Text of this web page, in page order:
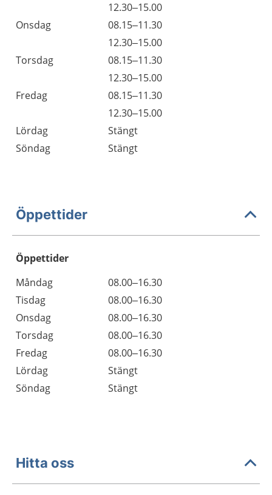
12.30–15.00
Onsdag
08.15–11.30
12.30–15.00
Torsdag
08.15–11.30
12.30–15.00
Fredag
08.15–11.30
12.30–15.00
Lördag
Stängt
Söndag
Stängt
Öppettider
Öppettider
Dag
Öppettider
Kommentarer
Måndag
08.00–16.30
Tisdag
08.00–16.30
Onsdag
08.00–16.30
Torsdag
08.00–16.30
Fredag
08.00–16.30
Lördag
Stängt
Söndag
Stängt
Hitta oss